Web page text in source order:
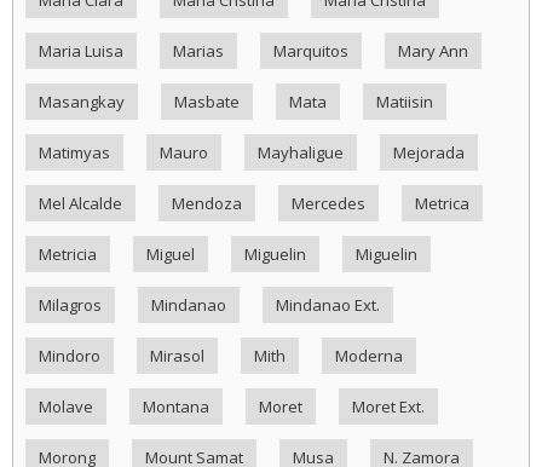
Maria Luisa Marias Marquitos Mary Ann
Masangkay Masbate Mata Matiisin
Matimyas Mauro Mayhaligue Mejorada
Mel Alcalde Mendoza Mercedes Metrica
Metricia Miguel Miguelin Miguelin
Milagros Mindanao Mindanao Ext.
Mindoro Mirasol Mith Moderna
Molave Montana Moret Moret Ext.
Morong Mount Samat Musa N. Zamora